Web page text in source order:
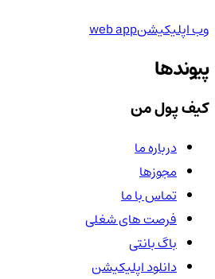
وب اپلیکیشنweb app
پیوندها
کیف پول من
درباره ما
مجوزها
تماس با ما
فرصت های شغلی
باگ بانتی
دانلود اپلیکیشن